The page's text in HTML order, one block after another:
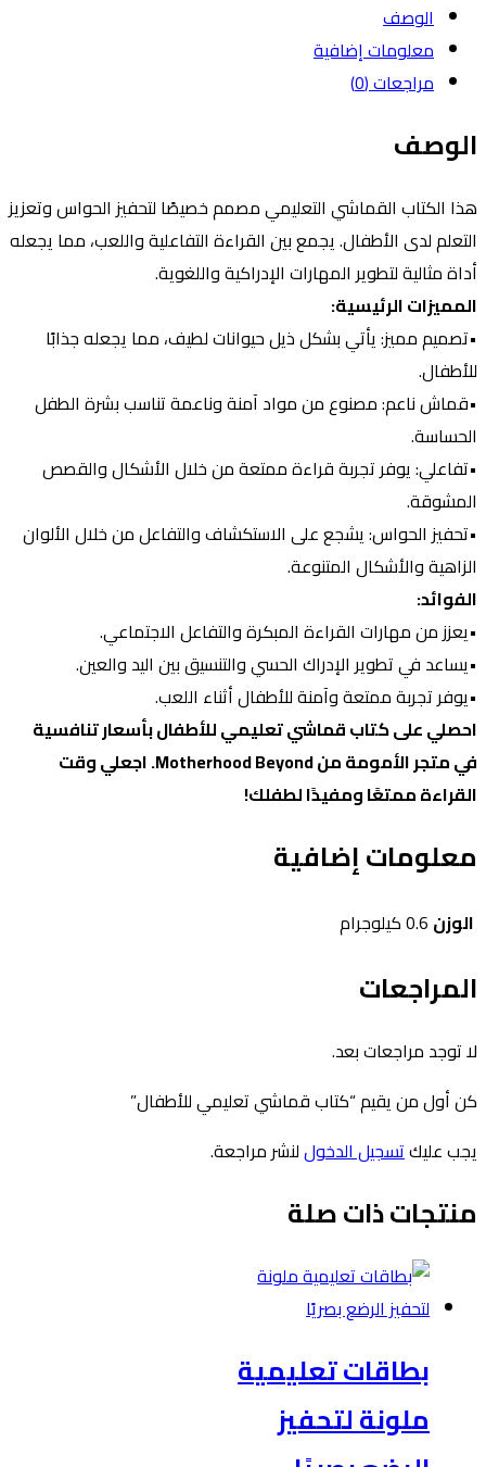
الوصف
معلومات إضافية
مراجعات (0)
الكتاب القماشي التعليمي مصمم خصيصًا لتحفيز الحواس وتعزيز
لدى الأطفال. يجمع بين القراءة التفاعلية واللعب، مما يجعله
مثالية لتطوير المهارات الإدراكية واللغوية.
الرئيسية:
مميز: يأتي بشكل ذيل حيوانات لطيف، مما يجعله جذابًا
ناعم: مصنوع من مواد آمنة وناعمة تناسب بشرة الطفل
يوفر تجربة قراءة ممتعة من خلال الأشكال والقصص
الحواس: يشجع على الاستكشاف والتفاعل من خلال الألوان
والأشكال المتنوعة.
من مهارات القراءة المبكرة والتفاعل الاجتماعي.
في تطوير الإدراك الحسي والتنسيق بين اليد والعين.
تجربة ممتعة وآمنة للأطفال أثناء اللعب.
على كتاب قماشي تعليمي للأطفال بأسعار تنافسية
في متجر الأمومة من Motherhood Beyond. اجعلي وقت
ممتعًا ومفيدًا لطفلك!
إضافية
الوزن0.6 كيلوجرام
توجد مراجعات بعد.
أول من يقيم “كتاب قماشي تعليمي للأطفال”
عليكتسجيل الدخوللنشر مراجعة.
ذات صلة
بطاقات تعليمية
ملونة لتحفيز